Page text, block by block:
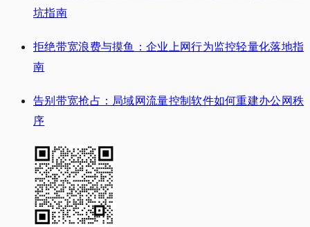
坑指南
拒绝带宽浪费与摸鱼：企业上网行为监控轻量化落地指
南
告别带宽抢占：局域网流量控制软件如何重建办公网秩
序